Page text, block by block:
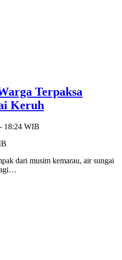
Terpaksa
Keruh
18:24 WIB
dari musim kemarau, air sungai